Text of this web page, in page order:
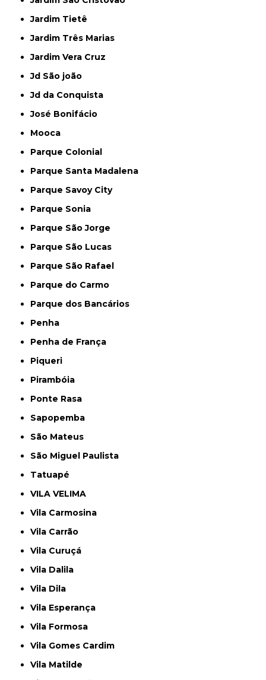
Jardim Tietê
Jardim Três Marias
Jardim Vera Cruz
Jd São joão
Jd da Conquista
José Bonifácio
Mooca
Parque Colonial
Parque Santa Madalena
Parque Savoy City
Parque Sonia
Parque São Jorge
Parque São Lucas
Parque São Rafael
Parque do Carmo
Parque dos Bancários
Penha
Penha de França
Piqueri
Pirambóia
Ponte Rasa
Sapopemba
São Mateus
São Miguel Paulista
Tatuapé
VILA VELIMA
Vila Carmosina
Vila Carrão
Vila Curuçá
Vila Dalila
Vila Dila
Vila Esperança
Vila Formosa
Vila Gomes Cardim
Vila Matilde